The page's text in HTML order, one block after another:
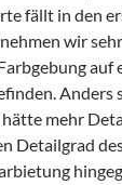
fällt in den
wir
auf
Anders
mehr
Detailgrad